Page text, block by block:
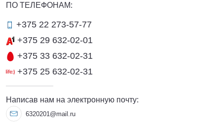
ПО ТЕЛЕФОНАМ:
+375 22 273-57-77
+375 29 632-02-01
+375 33 632-02-31
+375 25 632-02-31
Написав нам на электронную почту:
6320201@mail.ru